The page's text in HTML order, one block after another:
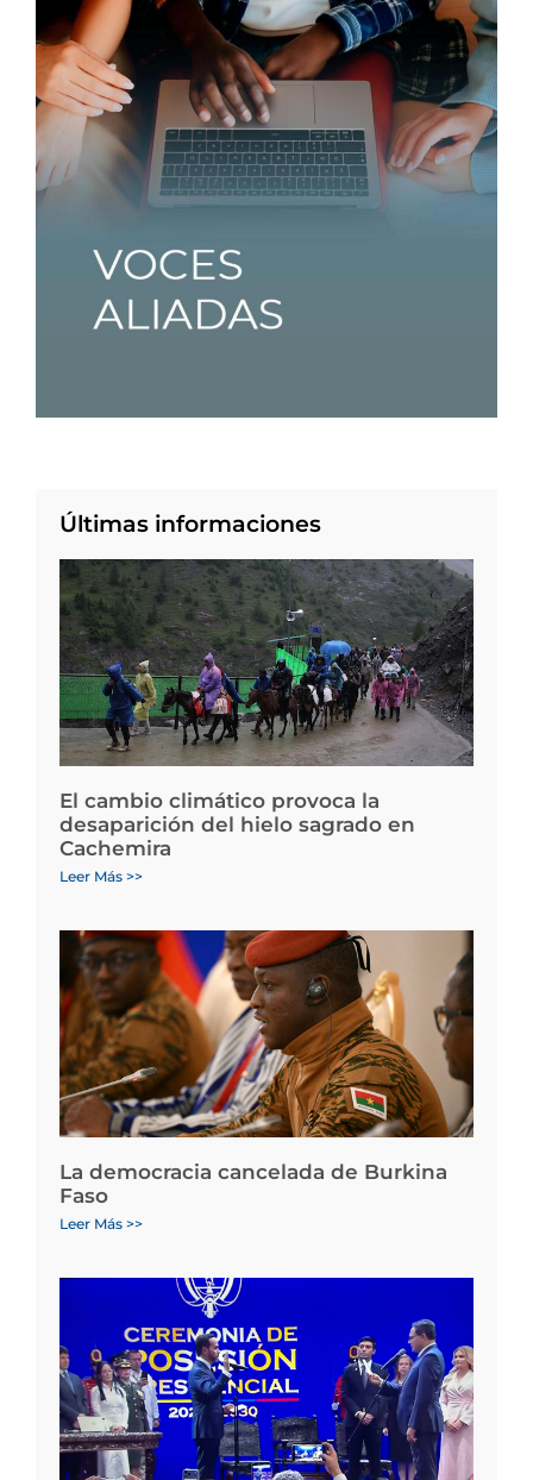
Últimas informaciones
El cambio climático provoca la
desaparición del hielo sagrado en
Cachemira
Leer Más >>
La democracia cancelada de Burkina
Faso
Leer Más >>